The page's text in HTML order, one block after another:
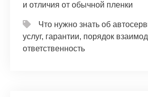
и отличия от обычной пленки
Что нужно знать об
услуг, гарантии, порядок
ответственность